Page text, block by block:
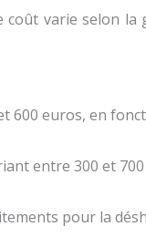
varie selon la
euros, en
entre 300 et
pour la